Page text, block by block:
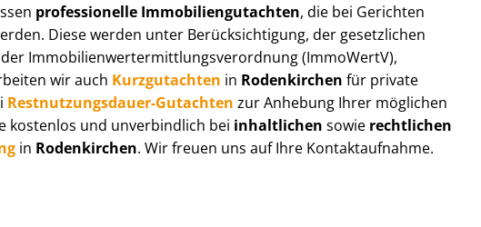
professionelle Im­mo­bi­li­en­gut­ach­ten, die bei Gerichten
Diese werden unter Be­rück­sich­ti­gung, der gesetzlichen
der Im­mo­bi­li­en­wert­ermitt­lungs­ver­ord­nung (ImmoWertV),
wir auch Kurzgutachten in Rodenkirchen für private
Rest­nut­zungs­dau­er-Gutachten zur Anhebung Ihrer möglichen
kostenlos und unverbindlich bei inhaltlichen sowie rechtlichen
in Rodenkirchen. Wir freuen uns auf Ihre Kontaktaufnahme.